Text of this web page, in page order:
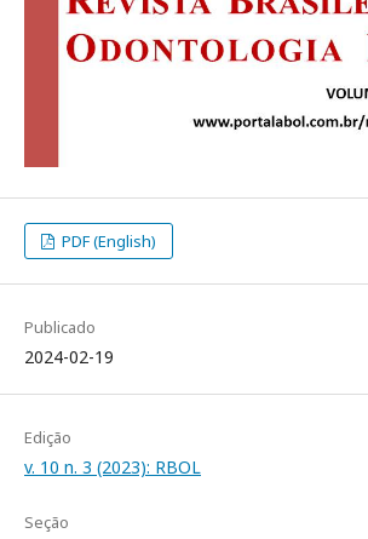
PDF (English)
Publicado
2024-02-19
Edição
v. 10 n. 3 (2023): RBOL
Seção